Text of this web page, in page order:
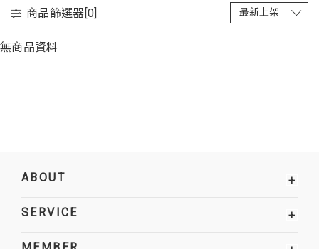
商品篩選器[0]
無商品資料
ABOUT +
SERVICE +